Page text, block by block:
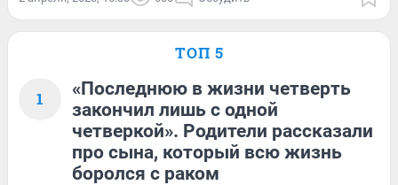
ТОП 5
1
«Последнюю в жизни четверть
закончил лишь с одной
четверкой». Родители рассказали
про сына, который всю жизнь
боролся с раком